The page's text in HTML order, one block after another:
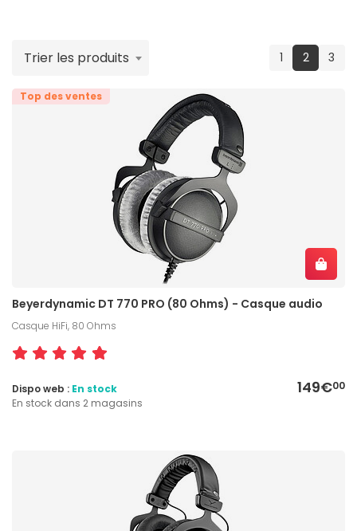
1 2 3
Trier les produits
Top des ventes
Beyerdynamic DT 770 PRO (80 Ohms) - Casque audio
Casque HiFi, 80 Ohms
149€00
Dispo web : En stock
En stock dans 2 magasins